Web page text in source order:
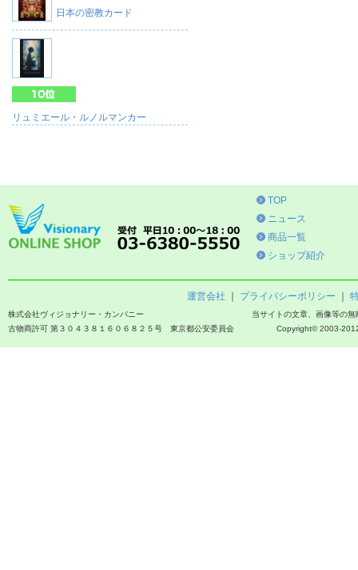
日本の密教カード
リュミエール・ルノルマンカー
TOP
ニュース
商品一覧
ショップ紹介
運営会社 プライバシーポリシー
当サイトの文章、画像等の
Copyright© 2003-
株式会社ヴィジョナリー・カンパニー
古物商許可 第３０４３８１６０６８２５号 東京都公安委員会